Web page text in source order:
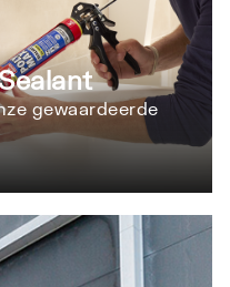
gewaardeerde